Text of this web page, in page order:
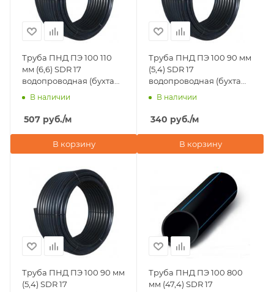
Труба ПНД ПЭ 100 110
мм (6,6) SDR 17
водопроводная (бухта
100 м)
В наличии
507 руб./м
В корзину
Труба ПНД ПЭ 100 90 мм
(5,4) SDR 17
водопроводная (бухта
50 м)
В наличии
340 руб./м
В корзину
Труба ПНД ПЭ 100 90 мм
(5,4) SDR 17
Труба ПНД ПЭ 100 800
мм (47,4) SDR 17